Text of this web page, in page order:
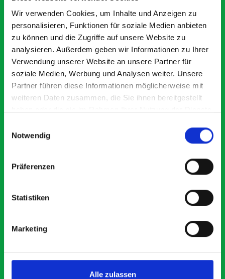
Wir verwenden Cookies, um Inhalte und Anzeigen zu
personalisieren, Funktionen für soziale Medien anbieten
zu können und die Zugriffe auf unsere Website zu
analysieren. Außerdem geben wir Informationen zu Ihrer
Verwendung unserer Website an unsere Partner für
soziale Medien, Werbung und Analysen weiter. Unsere
Partner führen diese Informationen möglicherweise mit
weiteren Daten zusammen, die Sie ihnen bereitgestellt
Notwendig
Präferenzen
Statistiken
Marketing
Alle zulassen
Exceptional
5 OUT OF 5
kit out our drainage van. We received the racking well
Just Surveys Ltd